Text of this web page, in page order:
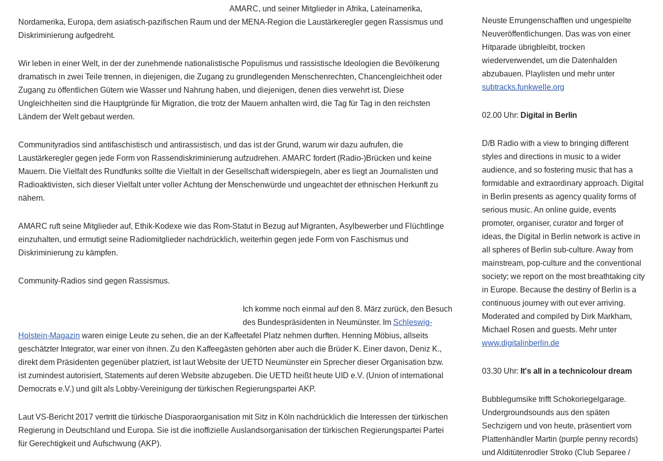
AMARC, und seiner Mitglieder in Afrika, Lateinamerika,
Nordamerika, Europa, dem asiatisch-pazifischen Raum und der MENA-Region die Laustärkeregler gegen Rassismus und
Diskriminierung aufgedreht.
Wir leben in einer Welt, in der der zunehmende nationalistische Populismus und rassistische Ideologien die Bevölkerung
dramatisch in zwei Teile trennen, in diejenigen, die Zugang zu grundlegenden Menschenrechten, Chancengleichheit oder
Zugang zu öffentlichen Gütern wie Wasser und Nahrung haben, und diejenigen, denen dies verwehrt ist. Diese
Ungleichheiten sind die Hauptgründe für Migration, die trotz der Mauern anhalten wird, die Tag für Tag in den reichsten
Ländern der Welt gebaut werden.
Communityradios sind antifaschistisch und antirassistisch, und das ist der Grund, warum wir dazu aufrufen, die
Laustärkeregler gegen jede Form von Rassendiskriminierung aufzudrehen. AMARC fordert (Radio-)Brücken und keine
Mauern. Die Vielfalt des Rundfunks sollte die Vielfalt in der Gesellschaft widerspiegeln, aber es liegt an Journalisten und
Radioaktivisten, sich dieser Vielfalt unter voller Achtung der Menschenwürde und ungeachtet der ethnischen Herkunft zu
nähern.
AMARC ruft seine Mitglieder auf, Ethik-Kodexe wie das Rom-Statut in Bezug auf Migranten, Asylbewerber und Flüchtlinge
einzuhalten, und ermutigt seine Radiomitglieder nachdrücklich, weiterhin gegen jede Form von Faschismus und
Diskriminierung zu kämpfen.
Community-Radios sind gegen Rassismus.
Ich komme noch einmal auf den 8. März zurück, den Besuch
des Bundespräsidenten in Neumünster. Im Schleswig-
Holstein-Magazin waren einige Leute zu sehen, die an der Kaffeetafel Platz nehmen durften. Henning Möbius, allseits
geschätzter Integrator, war einer von ihnen. Zu den Kaffeegästen gehörten aber auch die Brüder K. Einer davon, Deniz K.,
direkt dem Präsidenten gegenüber platziert, ist laut Website der UETD Neumünster ein Sprecher dieser Organisation bzw.
ist zumindest autorisiert, Statements auf deren Website abzugeben. Die UETD heißt heute UID e.V. (Union of international
Democrats e.V.) und gilt als Lobby-Vereinigung der türkischen Regierungspartei AKP.
Laut VS-Bericht 2017 vertritt die türkische Diasporaorganisation mit Sitz in Köln nachdrücklich die Interessen der türkischen
Regierung in Deutschland und Europa. Sie ist die inoffizielle Auslandsorganisation der türkischen Regierungspartei Partei
für Gerechtigkeit und Aufschwung (AKP).
Neuste Errungenschafften und ungespielte
Neuveröffentlichungen. Das was von einer
Hitparade übrigbleibt, trocken
wiederverwendet, um die Datenhalden
abzubauen. Playlisten und mehr unter
subtracks.funkwelle.org
02.00 Uhr: Digital in Berlin
D/B Radio with a view to bringing different
styles and directions in music to a wider
audience, and so fostering music that has a
formidable and extraordinary approach. Digital
in Berlin presents as agency quality forms of
serious music. An online guide, events
promoter, organiser, curator and forger of
ideas, the Digital in Berlin network is active in
all spheres of Berlin sub-culture. Away from
mainstream, pop-culture and the conventional
society; we report on the most breathtaking city
in Europe. Because the destiny of Berlin is a
continuous journey with out ever arriving.
Moderated and compiled by Dirk Markham,
Michael Rosen and guests. Mehr unter
www.digitalinberlin.de
03.30 Uhr: It's all in a technicolour dream
Bubblegumsike trifft Schokoriegelgarage.
Undergroundsounds aus den späten
Sechzigern und von heute, präsentiert vom
Plattenhändler Martin (purple penny records)
und Alditütenrodler Stroko (Club Separee /